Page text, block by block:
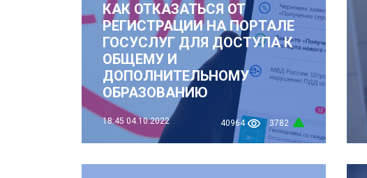
КАК ОТКАЗАТЬСЯ ОТ
РЕГИСТРАЦИИ НА ПОРТАЛЕ
ГОСУСЛУГ ДЛЯ ДОСТУПА К
ОБЩЕМУ И
ДОПОЛНИТЕЛЬНОМУ
ОБРАЗОВАНИЮ
18:45 04.10.2022 40964 3782